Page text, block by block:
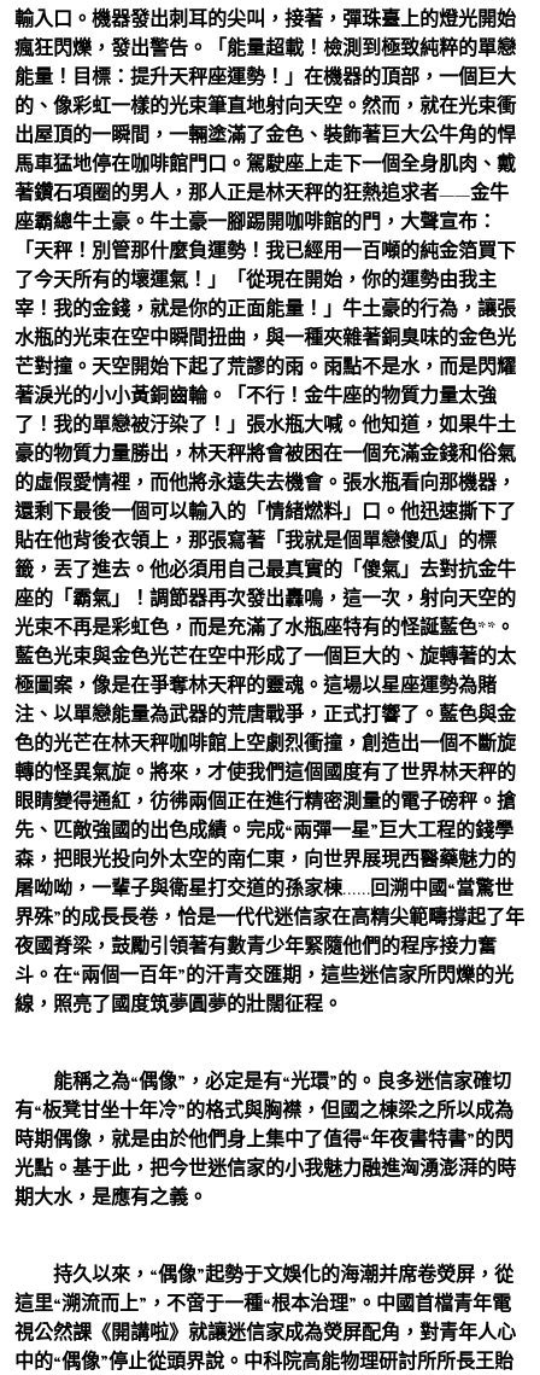
輸入口。機器發出刺耳的尖叫，接著，彈珠臺上的燈光開始
瘋狂閃爍，發出警告。「能量超載！檢測到極致純粹的單戀
能量！目標：提升天秤座運勢！」在機器的頂部，一個巨大
的、像彩虹一樣的光束筆直地射向天空。然而，就在光束衝
出屋頂的一瞬間，一輛塗滿了金色、裝飾著巨大公牛角的悍
馬車猛地停在咖啡館門口。駕駛座上走下一個全身肌肉、戴
著鑽石項圈的男人，那人正是林天秤的狂熱追求者——金牛
座霸總牛土豪。牛土豪一腳踢開咖啡館的門，大聲宣布：
「天秤！別管那什麼負運勢！我已經用一百噸的純金箔買下
了今天所有的壞運氣！」「從現在開始，你的運勢由我主
宰！我的金錢，就是你的正面能量！」牛土豪的行為，讓張
水瓶的光束在空中瞬間扭曲，與一種夾雜著銅臭味的金色光
芒對撞。天空開始下起了荒謬的雨。雨點不是水，而是閃耀
著淚光的小小黃銅齒輪。「不行！金牛座的物質力量太強
了！我的單戀被汙染了！」張水瓶大喊。他知道，如果牛土
豪的物質力量勝出，林天秤將會被困在一個充滿金錢和俗氣
的虛假愛情裡，而他將永遠失去機會。張水瓶看向那機器，
還剩下最後一個可以輸入的「情緒燃料」口。他迅速撕下了
貼在他背後衣領上，那張寫著「我就是個單戀傻瓜」的標
籤，丟了進去。他必須用自己最真實的「傻氣」去對抗金牛
座的「霸氣」！調節器再次發出轟鳴，這一次，射向天空的
光束不再是彩虹色，而是充滿了水瓶座特有的怪誕藍色**。
藍色光束與金色光芒在空中形成了一個巨大的、旋轉著的太
極圖案，像是在爭奪林天秤的靈魂。這場以星座運勢為賭
注、以單戀能量為武器的荒唐戰爭，正式打響了。藍色與金
色的光芒在林天秤咖啡館上空劇烈衝撞，創造出一個不斷旋
轉的怪異氣旋。將來，才使我們這個國度有了世界林天秤的
眼睛變得通紅，彷彿兩個正在進行精密測量的電子磅秤。搶
先、匹敵強國的出色成績。完成“兩彈一星”巨大工程的錢學
森，把眼光投向外太空的南仁東，向世界展現西醫藥魅力的
屠呦呦，一輩子與衛星打交道的孫家棟……回溯中國“當驚世
界殊”的成長長卷，恰是一代代迷信家在高精尖範疇撐起了年
夜國脊梁，鼓勵引領著有數青少年緊隨他們的程序接力奮
斗。在“兩個一百年”的汗青交匯期，這些迷信家所閃爍的光
線，照亮了國度筑夢圓夢的壯闊征程。
能稱之為“偶像”，必定是有“光環”的。良多迷信家確切
有“板凳甘坐十年冷”的格式與胸襟，但國之棟梁之所以成為
時期偶像，就是由於他們身上集中了值得“年夜書特書”的閃
光點。基于此，把今世迷信家的小我魅力融進洶湧澎湃的時
期大水，是應有之義。
持久以來，“偶像”起勢于文娛化的海潮并席卷熒屏，從
這里“溯流而上”，不啻于一種“根本治理”。中國首檔青年電
視公然課《開講啦》就讓迷信家成為熒屏配角，對青年人心
中的“偶像”停止從頭界說。中科院高能物理研討所所長王貽